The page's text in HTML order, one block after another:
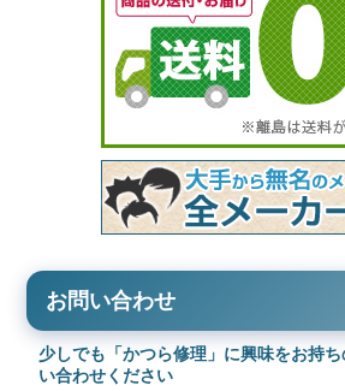
お問い合わせ
少しでも「かつら修理」に興味をお持
い合わせください